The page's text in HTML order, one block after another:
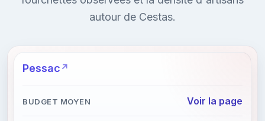
autour de Cestas.
Pessac
Voir la page